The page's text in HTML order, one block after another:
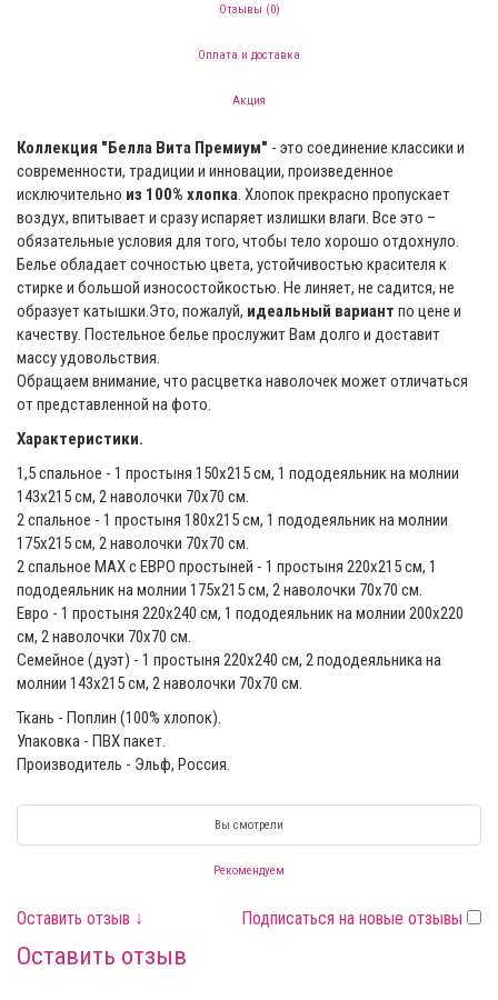
Отзывы (0)
Оплата и доставка
Акция
Коллекция "Белла Вита Премиум" - это соединение классики и
современности, традиции и инновации, произведенное
исключительно из 100% хлопка. Хлопок прекрасно пропускает
воздух, впитывает и сразу испаряет излишки влаги. Все это –
обязательные условия для того, чтобы тело хорошо отдохнуло.
Белье обладает сочностью цвета, устойчивостью красителя к
стирке и большой износостойкостью. Не линяет, не садится, не
образует катышки.Это, пожалуй, идеальный вариант по цене и
качеству. Постельное белье прослужит Вам долго и доставит
массу удовольствия.
Обращаем внимание, что расцветка наволочек может отличаться
от представленной на фото.
Характеристики.
1,5 спальное - 1 простыня 150х215 см, 1 пододеяльник на молнии
143х215 см, 2 наволочки 70х70 см.
2 спальное - 1 простыня 180х215 см, 1 пододеяльник на молнии
175х215 см, 2 наволочки 70х70 см.
2 спальное MAX с ЕВРО простыней - 1 простыня 220х215 см, 1
пододеяльник на молнии 175х215 см, 2 наволочки 70х70 см.
Евро - 1 простыня 220х240 см, 1 пододеяльник на молнии 200х220
см, 2 наволочки 70x70 см.
Семейное (дуэт) - 1 простыня 220х240 см, 2 пододеяльника на
молнии 143х215 см, 2 наволочки 70х70 см.
Ткань - Поплин (100% хлопок).
Упаковка - ПВХ пакет.
Производитель - Эльф, Россия.
Вы смотрели
Рекомендуем
Подписаться на новые отзывы
Оставить отзыв ↓
Оставить отзыв